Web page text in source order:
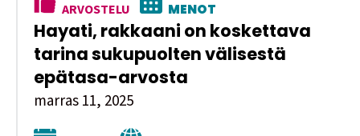
ARVOSTELU MENOT
Hayati, rakkaani on koskettava
tarina sukupuolten välisestä
epätasa-arvosta
marras 11, 2025